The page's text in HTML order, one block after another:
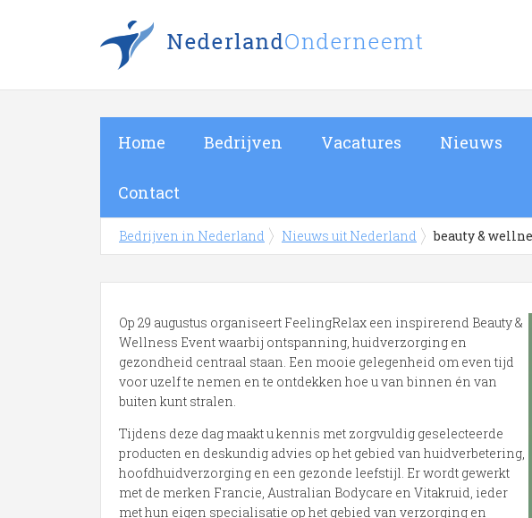
Home Bedrijven Vacatures Nieuws
Contact
Bedrijven in Nederland Nieuws uit Nederland beauty &
Op 29 augustus organiseert FeelingRelax een inspirerend Beauty &
Wellness Event waarbij ontspanning, huidverzorging en
gezondheid centraal staan. Een mooie gelegenheid om even tijd
voor uzelf te nemen en te ontdekken hoe u van binnen én van
buiten kunt stralen.
Tijdens deze dag maakt u kennis met zorgvuldig geselecteerde
producten en deskundig advies op het gebied van huidverbetering,
hoofdhuidverzorging en een gezonde leefstijl. Er wordt gewerkt
met de merken Francie, Australian Bodycare en Vitakruid, ieder
met hun eigen specialisatie op het gebied van verzorging en